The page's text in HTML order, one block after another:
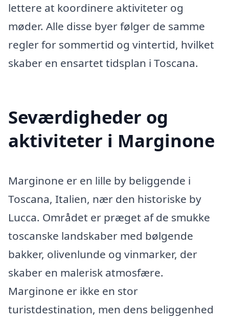
lettere at koordinere aktiviteter og
møder. Alle disse byer følger de samme
regler for sommertid og vintertid, hvilket
skaber en ensartet tidsplan i Toscana.
Seværdigheder og
aktiviteter i Marginone
Marginone er en lille by beliggende i
Toscana, Italien, nær den historiske by
Lucca. Området er præget af de smukke
toscanske landskaber med bølgende
bakker, olivenlunde og vinmarker, der
skaber en malerisk atmosfære.
Marginone er ikke en stor
turistdestination, men dens beliggenhed